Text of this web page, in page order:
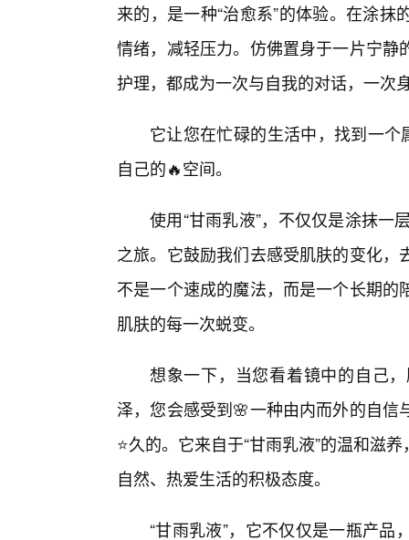
来的，是一种“治愈系”的体验。在涂
情绪，减轻压力。仿佛置身于一片宁
护理，都成为一次与自我的对话，一次
它让您在忙碌的生活中，找到一个
自己的🔥空间。
使用“甘雨乳液”，不仅仅是涂抹
之旅。它鼓励我们去感受肌肤的变化
不是一个速成的魔法，而是一个长期
肌肤的每一次蜕变。
想象一下，当您看着镜中的自己
泽，您会感受到🌸一种由内而外的自
⭐久的。它来自于“甘雨乳液”的温和滋
自然、热爱生活的积极态度。
“甘雨乳液”，它不仅仅是一瓶产